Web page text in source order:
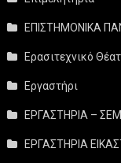
ΕΠΙΣΤΗΜΟΝΙΚΑ
Ερασιτεχνικό
Εργαστήρι
ΕΡΓΑΣΤΗΡΙΑ –
ΕΡΓΑΣΤΗΡΙΑ